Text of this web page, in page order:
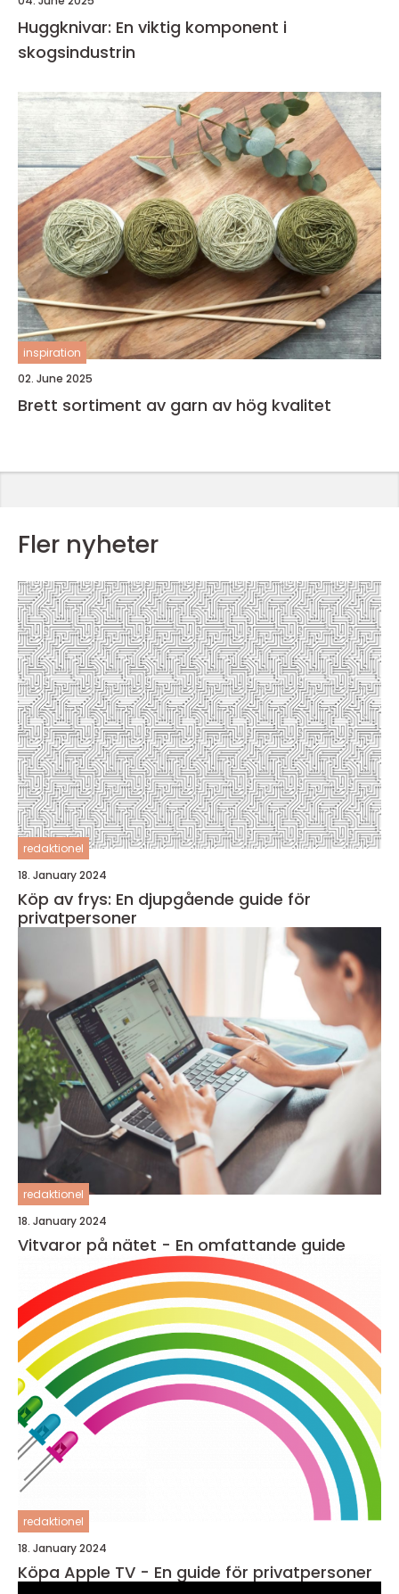
Huggknivar: En viktig komponent i
skogsindustrin
inspiration
02. June 2025
Brett sortiment av garn av hög kvalitet
Fler nyheter
redaktionel
18. January 2024
Köp av frys: En djupgående guide för
privatpersoner
redaktionel
18. January 2024
Vitvaror på nätet - En omfattande guide
redaktionel
18. January 2024
Köpa Apple TV - En guide för privatpersoner